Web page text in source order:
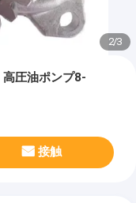
2/3
圧油ポンプ8-
接触